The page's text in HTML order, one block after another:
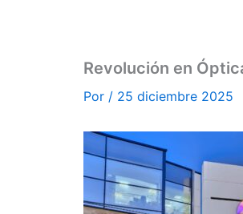
Revolución en
Por / 25 diciembre 2025